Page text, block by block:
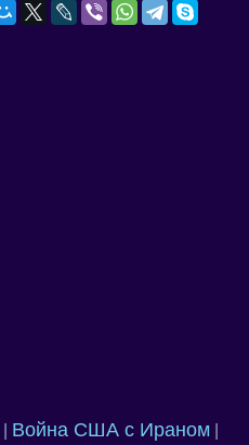
Война США с Ираном